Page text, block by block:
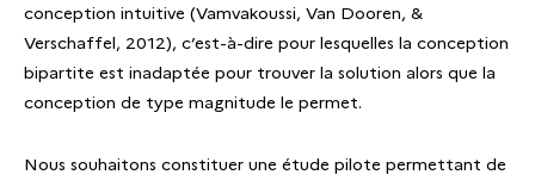
conception intuitive (Vamvakoussi, Van Dooren, &
Verschaffel, 2012), c’est-à-dire pour lesquelles la conception
bipartite est inadaptée pour trouver la solution alors que la
conception de type magnitude le permet.
Nous souhaitons constituer une étude pilote permettant de